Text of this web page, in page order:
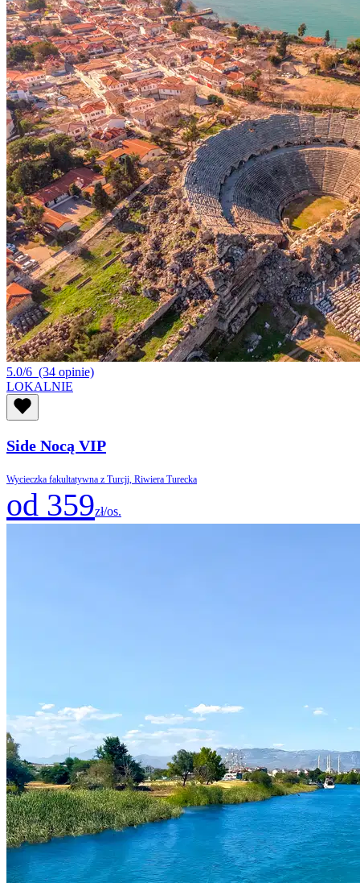
5.0/6 (34 opinie)
LOKALNIE
Side Nocą VIP
Wycieczka fakultatywna z Turcji, Riwiera Turecka
od 359zł/os.